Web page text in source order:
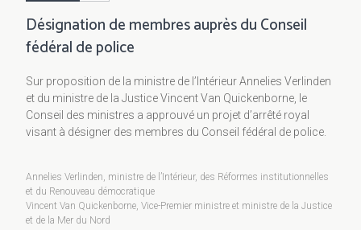
Désignation de membres auprès du Conseil
fédéral de police
Sur proposition de la ministre de l’Intérieur Annelies Verlinden
et du ministre de la Justice Vincent Van Quickenborne, le
Conseil des ministres a approuvé un projet d’arrêté royal
visant à désigner des membres du Conseil fédéral de police.
Annelies Verlinden, ministre de l’Intérieur, des Réformes institutionnelles
et du Renouveau démocratique
Vincent Van Quickenborne, Vice-Premier ministre et ministre de la Justice
et de la Mer du Nord